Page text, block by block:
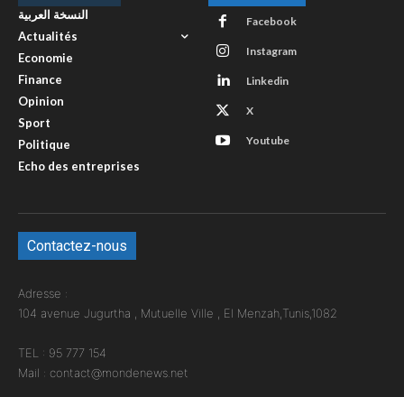
النسخة العربية
Actualités
Economie
Finance
Opinion
Sport
Politique
Echo des entreprises
Facebook
Instagram
Linkedin
X
Youtube
Contactez-nous
Adresse :
104 avenue Jugurtha , Mutuelle Ville , El Menzah,Tunis,1082
TEL : 95 777 154
Mail : contact@mondenews.net